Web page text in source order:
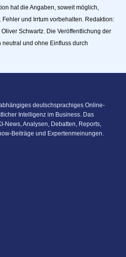
hat die Angaben, soweit möglich,
und Irrtum vorbehalten. Redaktion:
Schwartz. Die Veröffentlichung der
und ohne Einfluss durch
deutschsprachiges Online-
Intelligenz im Business. Das
News, Analysen, Debatten, Reports,
Beiträge und Expertenmeinungen.